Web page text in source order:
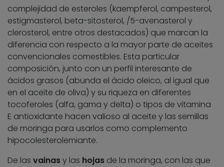
complejidad de esteroles (kaempferol, campesterol,
estigmasterol, beta-sitosterol, /5-avenasterol y
clerosterol, entre otros destacados) que marcan la
diferencia con respecto a la mayor parte de aceites
convencionales comestibles. Esta particular
composición, junto con un perfil interesante de
ácidos grasos (abunda el ácido oleico, al igual que
en el aceite de oliva) y su riqueza en diferentes
tocoferoles (alfa, gama y delta) o tipos de vitamina
E antioxidante hacen valioso al aceite y las semillas
de moringa para usarlos como complemento
hipocolesterolemiante.
De las vainasy las hojas de la moringa, con las que